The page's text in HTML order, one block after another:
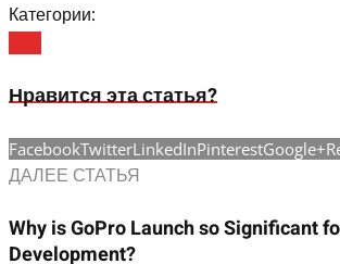
Категории:
Нравится эта статья?
FacebookTwitterLinkedInPinterestGoogle+
ДАЛЕЕ СТАТЬЯ
Why is GoPro Launch so Significant
Development?